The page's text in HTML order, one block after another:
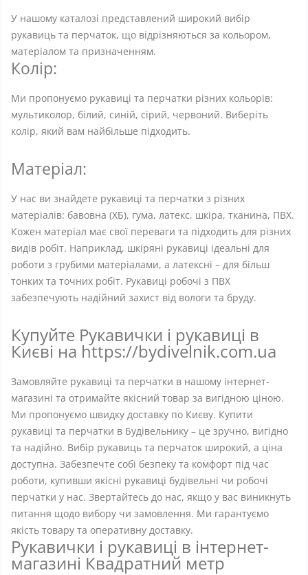
У нашому каталозі представлений широкий вибір
рукавиць та перчаток, що відрізняються за кольором,
матеріалом та призначенням.
Колір:
Ми пропонуємо рукавиці та перчатки різних кольорів:
мультиколор, білий, синій, сірий, червоний. Виберіть
колір, який вам найбільше підходить.
Матеріал:
У нас ви знайдете рукавиці та перчатки з різних
матеріалів: бавовна (ХБ), гума, латекс, шкіра, тканина, ПВХ.
Кожен матеріал має свої переваги та підходить для різних
видів робіт. Наприклад, шкіряні рукавиці ідеальні для
роботи з грубими матеріалами, а латексні – для більш
тонких та точних робіт. Рукавиці робочі з ПВХ
забезпечують надійний захист від вологи та бруду.
Купуйте Рукавички і рукавиці в
Києві на https://bydivelnik.com.ua
Замовляйте рукавиці та перчатки в нашому інтернет-
магазині та отримайте якісний товар за вигідною ціною.
Ми пропонуємо швидку доставку по Києву. Купити
рукавиці та перчатки в Будівельнику – це зручно, вигідно
та надійно. Вибір рукавиць та перчаток широкий, а ціна
доступна. Забезпечте собі безпеку та комфорт під час
роботи, купивши якісні рукавиці будівельні чи робочі
перчатки у нас. Звертайтесь до нас, якщо у вас виникнуть
питання щодо вибору чи замовлення. Ми гарантуємо
якість товару та оперативну доставку.
Рукавички і рукавиці в інтернет-
магазині Квадратний метр